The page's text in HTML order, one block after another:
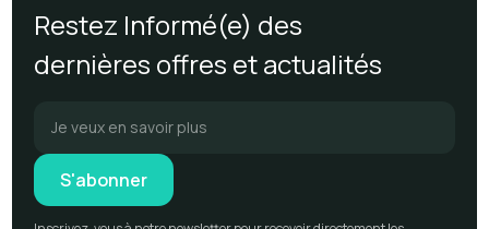
Restez Informé(e) des
dernières offres et actualités